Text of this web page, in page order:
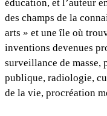
éducation, et l’auteur
des champs de la
arts » et une île où
inventions devenues
surveillance de masse,
publique, radiologie,
de la vie, procréation